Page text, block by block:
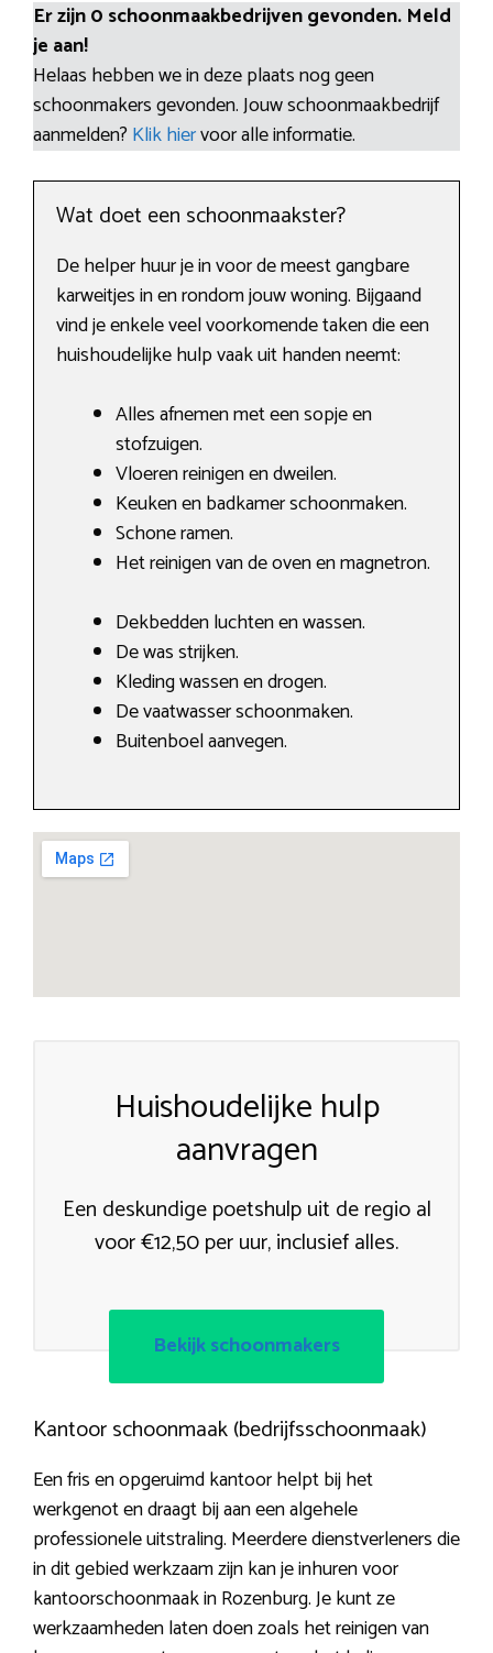
Er zijn 0 schoonmaakbedrijven gevonden. Meld
je aan!
Helaas hebben we in deze plaats nog geen
schoonmakers gevonden. Jouw schoonmaakbedrijf
aanmelden? Klik hiervoor alle informatie.
Wat doet een schoonmaakster?
De helper huur je in voor de meest gangbare
karweitjes in en rondom jouw woning. Bijgaand
vind je enkele veel voorkomende taken die een
huishoudelijke hulp vaak uit handen neemt:
Alles afnemen met een sopje en
stofzuigen.
Vloeren reinigen en dweilen.
Keuken en badkamer schoonmaken.
Schone ramen.
Het reinigen van de oven en magnetron.
Dekbedden luchten en wassen.
De was strijken.
Kleding wassen en drogen.
De vaatwasser schoonmaken.
Buitenboel aanvegen.
Huishoudelijke hulp
aanvragen
Een deskundige poetshulp uit de regio al
voor €12,50 per uur, inclusief alles.
Bekijk schoonmakers
Kantoor schoonmaak (bedrijfsschoonmaak)
Een fris en opgeruimd kantoor helpt bij het
werkgenot en draagt bij aan een algehele
professionele uitstraling. Meerdere dienstverleners die
in dit gebied werkzaam zijn kan je inhuren voor
kantoorschoonmaak in Rozenburg. Je kunt ze
werkzaamheden laten doen zoals het reinigen van